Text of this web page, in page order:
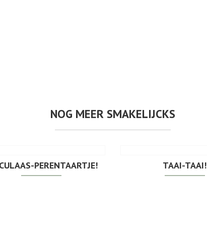
NOG MEER SMAKELIJCKS
PERENTAARTJE! TAAI-TAAI!